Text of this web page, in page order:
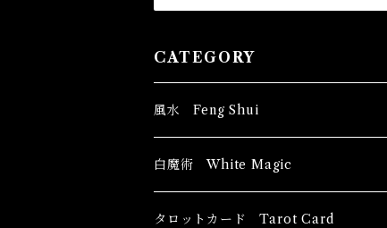
CATEGORY
風水 Feng Shui
ブッダ Buddha
恋愛運
白魔術 White Magic
香油 Oils
タロットカード Tarot Card